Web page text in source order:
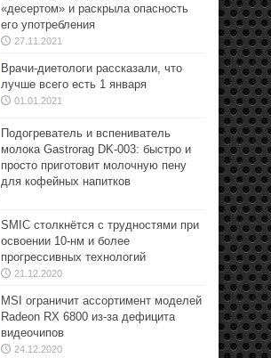
«десертом» и раскрыла опасность
его употребления
27.11.2021
Врачи-диетологи рассказали, что
лучше всего есть 1 января
01.01.2021
Подогреватель и вспениватель
молока Gastrorag DK-003: быстро и
просто приготовит молочную пену
для кофейных напитков
SMIC столкнётся с трудностями при
освоении 10-нм и более
прогрессивных технологий
21.12.2020
MSI ограничит ассортимент моделей
Radeon RX 6800 из-за дефицита
видеочипов
24.12.2020